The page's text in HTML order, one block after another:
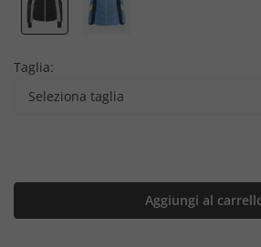
Taglia:
Seleziona taglia
Aggiungi al